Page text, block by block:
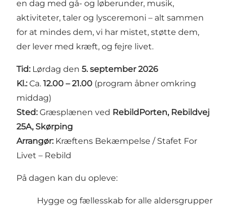
en dag med gå- og løberunder, musik,
aktiviteter, taler og lysceremoni – alt sammen
for at mindes dem, vi har mistet, støtte dem,
der lever med kræft, og fejre livet.
Tid: Lørdag den 5. september 2026
Kl.: Ca. 12.00 – 21.00 (program åbner omkring
middag)
Sted: Græsplænen ved RebildPorten, Rebildvej
25A, Skørping
Arrangør: Kræftens Bekæmpelse / Stafet For
Livet – Rebild
På dagen kan du opleve:
Hygge og fællesskab for alle aldersgrupper